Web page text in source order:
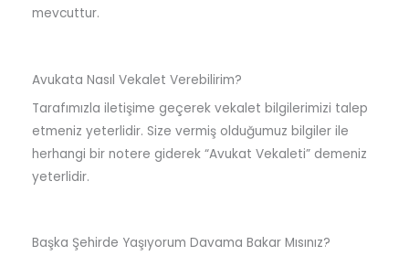
mevcuttur.
Avukata Nasıl Vekalet Verebilirim?
Tarafımızla iletişime geçerek vekalet bilgilerimizi talep
etmeniz yeterlidir. Size vermiş olduğumuz bilgiler ile
herhangi bir notere giderek “Avukat Vekaleti” demeniz
yeterlidir.
Başka Şehirde Yaşıyorum Davama Bakar Mısınız?